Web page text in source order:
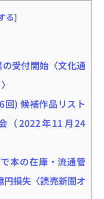
る]
受付開始〈文化通
) 候補作品リスト
（2022年11月24
本の在庫・流通管
損失〈読売新聞オ